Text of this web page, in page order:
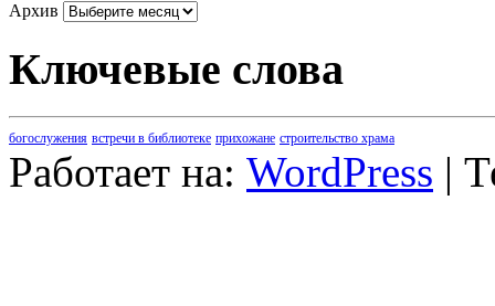
Архив
Ключевые слова
богослужения встречи в библиотеке прихожане строительство храма
Работает на: WordPress |